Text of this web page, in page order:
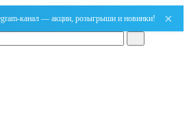
канал — акции, розыгрыши и новинки! ×